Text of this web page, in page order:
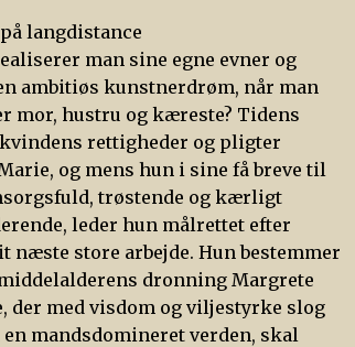
langdistance
man sine egne evner og
ambitiøs kunstnerdrøm, når man
mor, hustru og kæreste? Tidens
rettigheder og pligter
og mens hun i sine få breve til
trøstende og kærligt
leder hun målrettet efter
næste store arbejde. Hun bestemmer
dronning Margrete
der med visdom og viljestyrke slog
mandsdomineret verden, skal